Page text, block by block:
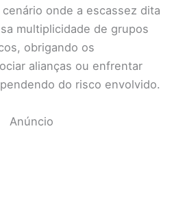
onde a escassez dita
multiplicidade de grupos
obrigando os
alianças ou enfrentar
do risco envolvido.
Anúncio